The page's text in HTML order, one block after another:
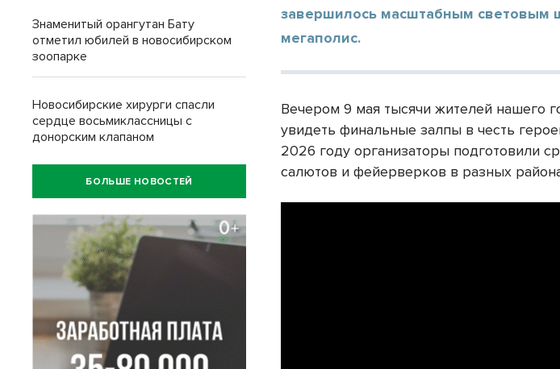
завершилось масштабным световым
мегаполис.
Вечером 9 мая тысячи жителей нашего
увидеть финальные залпы в честь
2026 году организаторы подготовили
салютов и фейерверков в разных
Знаменитый орангутан Бату
отметил юбилей в новосибирском
зоопарке
Новосибирские хирурги спасли
сердце восьмиклассницы с
донорским клапаном
БОЛЬШЕ НОВОСТЕЙ